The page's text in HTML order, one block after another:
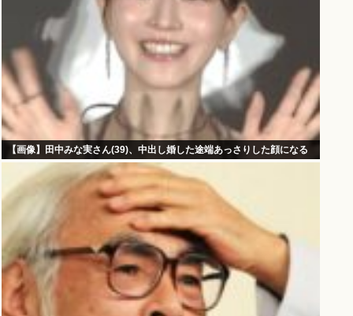
【画像】田中みな実さん(39)、中出し婚した途端あっさりした顔になる